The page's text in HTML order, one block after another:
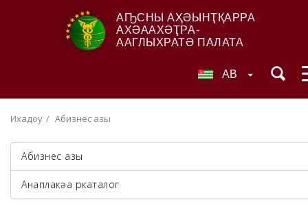
АҦСНЫ АҲӘЫНҬҚАРРА
АХӘААХӘҬРА-
ААГЛЫХРАТӘ ПАЛАТА
AB
Ихадоу Абизнес азы
Абизнес азы
Анаплакқәа ркаталог